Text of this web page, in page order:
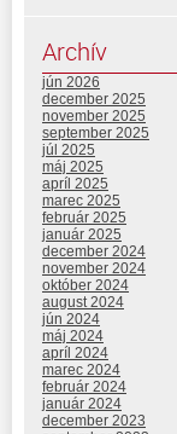
Archív
jún 2026
december 2025
november 2025
september 2025
júl 2025
máj 2025
apríl 2025
marec 2025
február 2025
január 2025
december 2024
november 2024
október 2024
august 2024
jún 2024
máj 2024
apríl 2024
marec 2024
február 2024
január 2024
december 2023